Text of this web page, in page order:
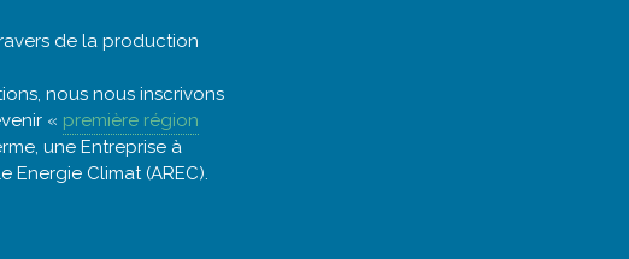
de la production
nous nous inscrivons
« première région
une Entreprise à
Climat (AREC).